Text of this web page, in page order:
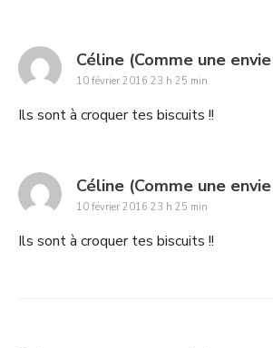
Céline (Comme une
10 février 2016 23 h 25 min
Ils sont à croquer tes biscuits !!
Céline (Comme une
10 février 2016 23 h 25 min
Ils sont à croquer tes biscuits !!